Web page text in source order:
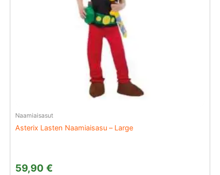
Naamiaisasut
Asterix Lasten Naamiaisasu – Large
59,90 €